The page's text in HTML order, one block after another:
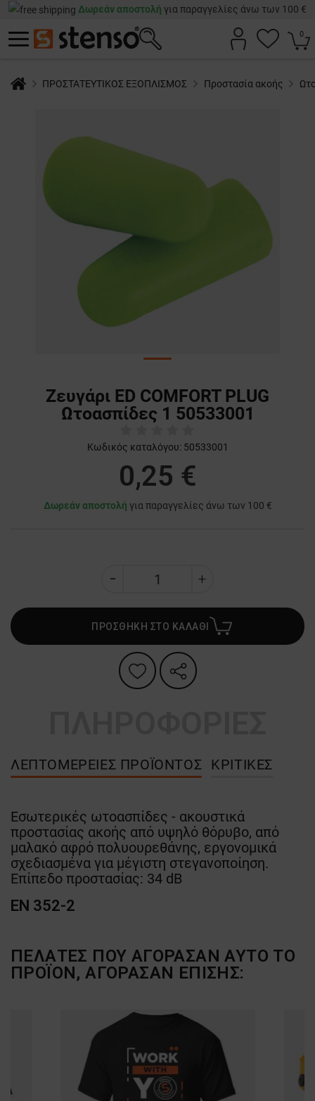
Δωρεάν αποστολή για παραγγελίες άνω των 100 €
0
ΠΡΟΣΤΑΤΕΥΤΙΚΟΣ ΕΞΟΠΛΙΣΜΟΣ Προστασία ακοής
Ζευγάρι ED COMFORT PLUG
Ωτοασπίδες 1 50533001
Κωδικός καταλόγου: 50533001
0,25 €
Δωρεάν αποστολή για παραγγελίες άνω των 100 €
ΠΡΟΣΘΗΚΗ ΣΤΟ ΚΑΛΑΘΙ
ΛΕΠΤΟΜΈΡΕΙΕΣ ΠΡΟΪΌΝΤΟΣ ΚΡΙΤΙΚΈΣ
Εσωτερικές ωτοασπίδες - ακουστικά
προστασίας ακοής από υψηλό θόρυβο, από
μαλακό αφρό πολυουρεθάνης, εργονομικά
σχεδιασμένα για μέγιστη στεγανοποίηση.
Επίπεδο προστασίας: 34 dB
EN 352-2
ΠΕΛΆΤΕΣ ΠΟΥ ΑΓΌΡΑΣΑΝ ΑΥΤΌ ΤΟ
ΠΡΟΪΌΝ, ΑΓΌΡΑΣΑΝ ΕΠΊΣΗΣ: